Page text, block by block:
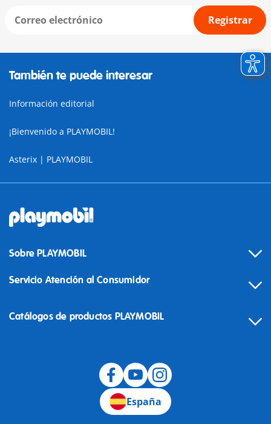
Registrar
También te puede interesar
Información editorial
¡Bienvenido a PLAYMOBIL!
Asterix | PLAYMOBIL
Sobre PLAYMOBIL
Servicio Atención al Consumidor
Catálogos de productos PLAYMOBIL
España